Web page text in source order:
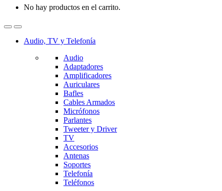
No hay productos en el carrito.
Audio, TV y Telefonía
Audio
Adaptadores
Amplificadores
Auriculares
Bafles
Cables Armados
Micrófonos
Parlantes
Tweeter y Driver
TV
Accesorios
Antenas
Soportes
Telefonía
Teléfonos